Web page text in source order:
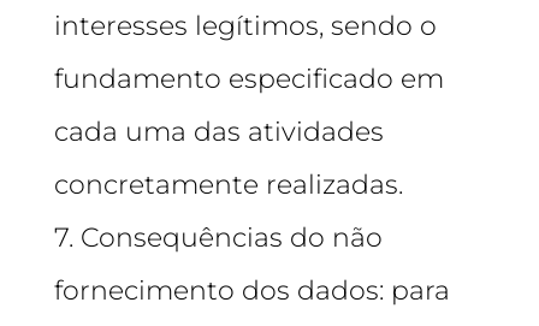
interesses legítimos, sendo o
fundamento especificado em
cada uma das atividades
concretamente realizadas.
7. Consequências do não
fornecimento dos dados: para